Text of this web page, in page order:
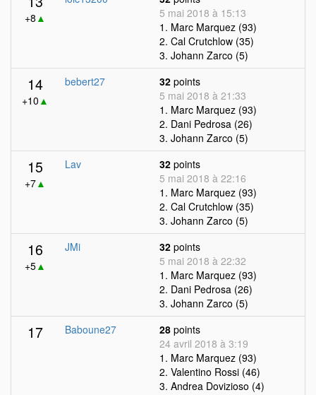
+8 ▲
5 mai 2018 à 15:13
1. Marc Marquez (93)
2. Cal Crutchlow (35)
3. Johann Zarco (5)
14
+10 ▲
bebert27 32 points
5 mai 2018 à 21:33
1. Marc Marquez (93)
2. Dani Pedrosa (26)
3. Johann Zarco (5)
15
+7▲
Lav 32 points
5 mai 2018 à 22:16
1. Marc Marquez (93)
2. Cal Crutchlow (35)
3. Johann Zarco (5)
16
+5▲
JMi 32 points
5 mai 2018 à 22:32
1. Marc Marquez (93)
2. Dani Pedrosa (26)
3. Johann Zarco (5)
17 Baboune27 28 points
24 avril 2018 à 3:19
1. Marc Marquez (93)
2. Valentino Rossi (46)
3. Andrea Dovizioso (4)